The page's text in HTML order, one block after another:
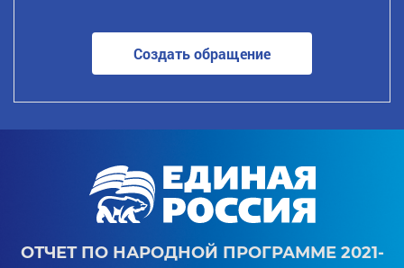
Создать обращение
ОТЧЕТ ПО НАРОДНОЙ ПРОГРАММЕ 2021-